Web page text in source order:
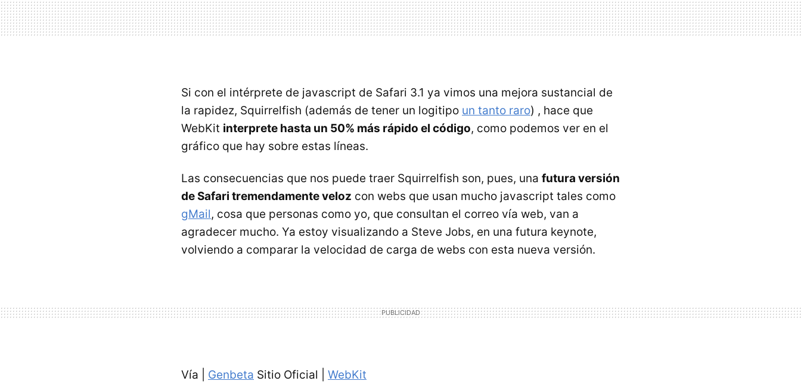
Si con el intérprete de javascript de Safari 3.1 ya vimos una mejora sustancial de
la rapidez, Squirrelfish (además de tener un logitipo un tanto raro) , hace que
WebKit interprete hasta un 50% más rápido el código, como podemos ver en el
gráfico que hay sobre estas líneas.
Las consecuencias que nos puede traer Squirrelfish son, pues, una futura versión
de Safari tremendamente veloz con webs que usan mucho javascript tales como
gMail, cosa que personas como yo, que consultan el correo vía web, van a
agradecer mucho. Ya estoy visualizando a Steve Jobs, en una futura keynote,
volviendo a comparar la velocidad de carga de webs con esta nueva versión.
Vía | Genbeta Sitio Oficial | WebKit